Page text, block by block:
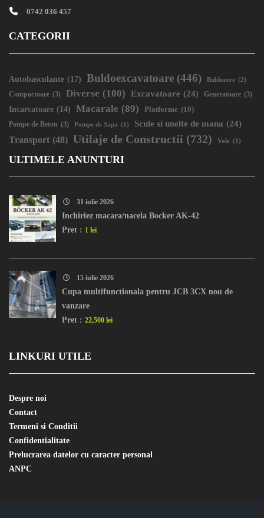
0742 036 457
CATEGORII
Autobasculante (17) Buldoexcavatoare (446) Buldozere (2)
Compactoare (3) Diverse (100) Excavatoare (24) Generatoare (3)
Incarcatoare (14) Macarale (89) Platforme (10)
Pompe de Beton (3) Pompe de Sapa (1) Scule si unelte de mana (24)
Transport (48) Utilaje de Constructii (732) Vole (1)
ULTIMELE ANUNTURI
31 iulie 2026
Inchiriez macara/nacela Bocker AK-42
Pret : 1 lei
15 iulie 2026
Cupa multifunctionala pentru JCB 3CX nou de
vanzare
Pret : 22,500 lei
LINKURI UTILE
Despre noi
Contact
Termeni si Conditii
Confidentialitate
Prelucrarea datelor cu caracter personal
ANPC